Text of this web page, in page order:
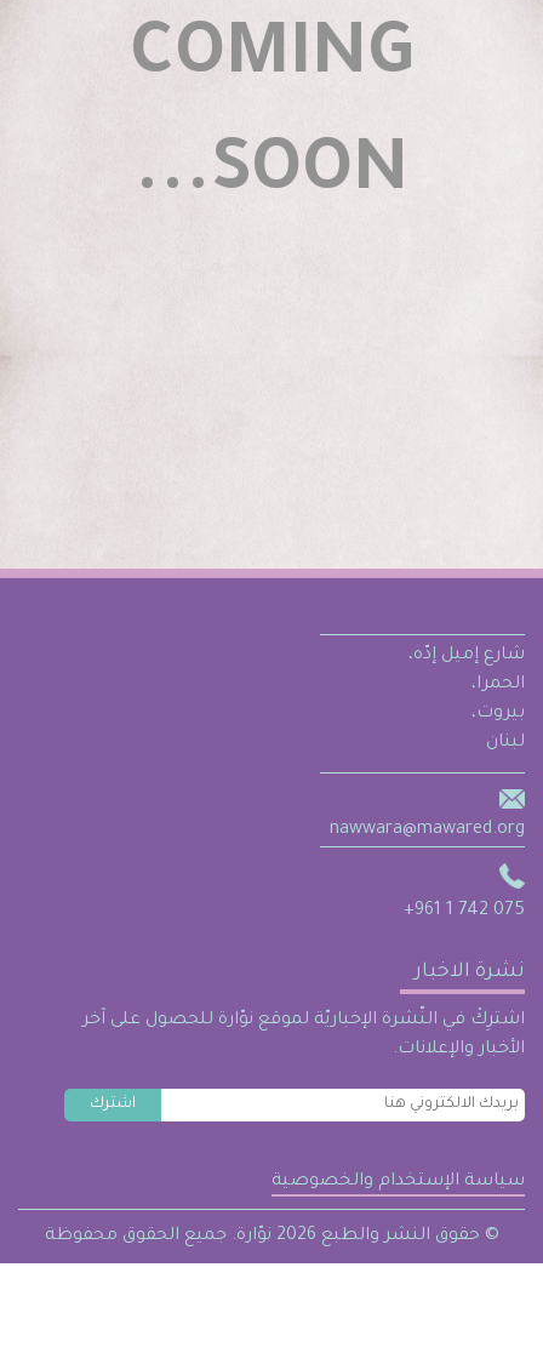
COMING
SOON...
شارع إميل إدّه،
الحمرا،
بيروت،
لبنان
nawwara@mawared.org
+961 1 742 075
نشرة الاخبار
اشترِكْ في النّشرة الإخباريّة لموقع نوّارة للحصول على آخر
الأخبار والإعلانات.
سياسة الإستخدام والخصوصية
حقوق النشر والطبع 2026 نوّارة. جميع الحقوق محفوظة ©